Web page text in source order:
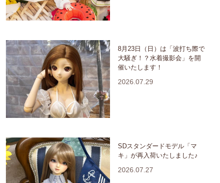
8月23日（日）は「波打ち際で
大騒ぎ！？水着撮影会」を開
催いたします！
2026.07.29
SDスタンダードモデル「マ
キ」が再入荷いたしました♪
2026.07.27